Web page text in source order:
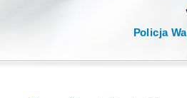
Policja